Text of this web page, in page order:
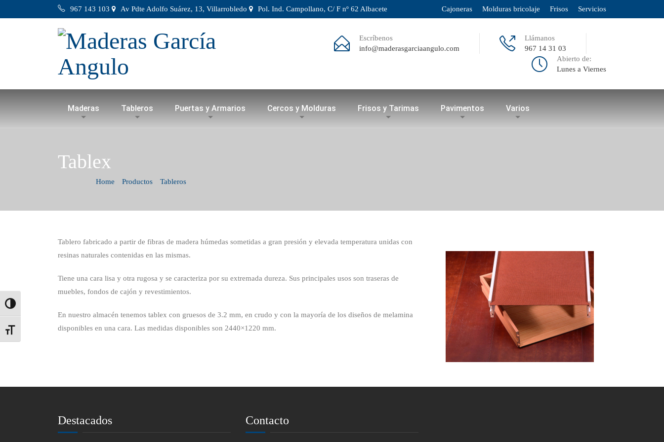
Alternar alto contraste
Alternar tamaño de letra
967 143 103 Av Pdte Adolfo Suárez, 13, Villarrobledo Pol. Ind. Campollano, C/ F nº 62 Albacete Cajoneras Molduras bricolaje Frisos Servicios
Escríbenos
info@maderasgarciaangulo.com
Llámanos
967 14 31 03
Abierto de:
Lunes a Viernes
Maderas Tableros Puertas y Armarios Cercos y Molduras Frisos y Tarimas Pavimentos Varios
Tablex
Home Productos Tableros
Tablero fabricado a partir de fibras de madera húmedas sometidas a gran presión y elevada temperatura unidas con
resinas naturales contenidas en las mismas.
Tiene una cara lisa y otra rugosa y se caracteriza por su extremada dureza. Sus principales usos son traseras de
muebles, fondos de cajón y revestimientos.
En nuestro almacén tenemos tablex con gruesos de 3.2 mm, en crudo y con la mayoría de los diseños de melamina
disponibles en una cara. Las medidas disponibles son 2440×1220 mm.
Destacados Contacto